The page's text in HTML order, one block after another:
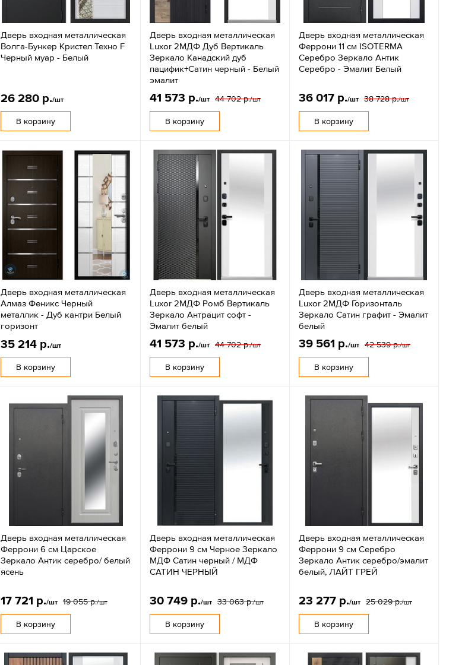
Дверь входная металлическая
Волга-Бункер Кристел Техно F
Черный муар - Белый
26 280 р./шт
В корзину
Дверь входная металлическая
Luxor 2МДФ Дуб Вертикаль
Зеркало Канадский дуб
пацифик+Сатин черный - Белый
эмалит
41 573 р./шт 44 702 р./шт
В корзину
Дверь входная металлическая
Феррони 11 см ISOTERMA
Серебро Зеркало Антик
Серебро - Эмалит Белый
36 017 р./шт 38 728 р./шт
В корзину
Дверь входная металлическая
Алмаз Феникс Черный
металлик - Дуб кантри Белый
горизонт
35 214 р./шт
В корзину
Дверь входная металлическая
Luxor 2МДФ Ромб Вертикаль
Зеркало Антрацит софт -
Эмалит белый
41 573 р./шт 44 702 р./шт
В корзину
Дверь входная металлическая
Luxor 2МДФ Горизонталь
Зеркало Сатин графит - Эмалит
белый
39 561 р./шт 42 539 р./шт
В корзину
Дверь входная металлическая
Феррони 6 см Царское
Зеркало Антик серебро/ белый
ясень
17 721 р./шт 19 055 р./шт
В корзину
Дверь входная металлическая
Феррони 9 см Черное Зеркало
МДФ Сатин черный / МДФ
САТИН ЧЕРНЫЙ
30 749 р./шт 33 063 р./шт
В корзину
Дверь входная металлическая
Феррони 9 см Серебро
Зеркало Антик серебро/эмалит
белый, ЛАЙТ ГРЕЙ
23 277 р./шт 25 029 р./шт
В корзину